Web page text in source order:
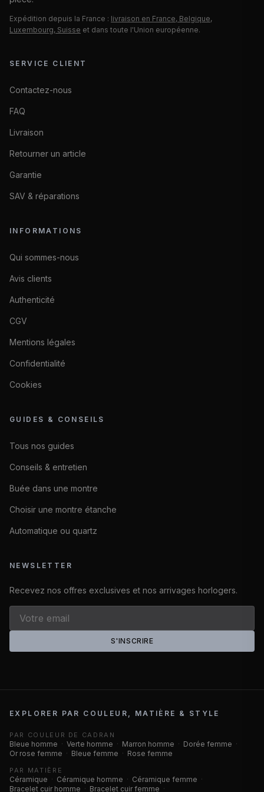
Expédition depuis la France : livraison en France, Belgique,
Luxembourg, Suisse et dans toute l'Union européenne.
SERVICE CLIENT
Contactez-nous
FAQ
Livraison
Retourner un article
Garantie
SAV & réparations
INFORMATIONS
Qui sommes-nous
Avis clients
Authenticité
CGV
Mentions légales
Confidentialité
Cookies
GUIDES & CONSEILS
Tous nos guides
Conseils & entretien
Buée dans une montre
Choisir une montre étanche
Automatique ou quartz
NEWSLETTER
Recevez nos offres exclusives et nos arrivages horlogers.
S'INSCRIRE
EXPLORER PAR COULEUR, MATIÈRE & STYLE
PAR COULEUR DE CADRAN
Bleue homme · Verte homme · Marron homme · Dorée femme ·
Or rose femme · Bleue femme · Rose femme
PAR MATIÈRE
Céramique · Céramique homme · Céramique femme ·
Bracelet cuir homme · Bracelet cuir femme ·